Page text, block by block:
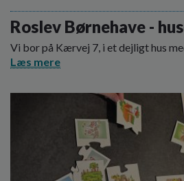
Roslev Børnehave -
Vi bor på Kærvej 7, i et dejligt hus
Læs mere